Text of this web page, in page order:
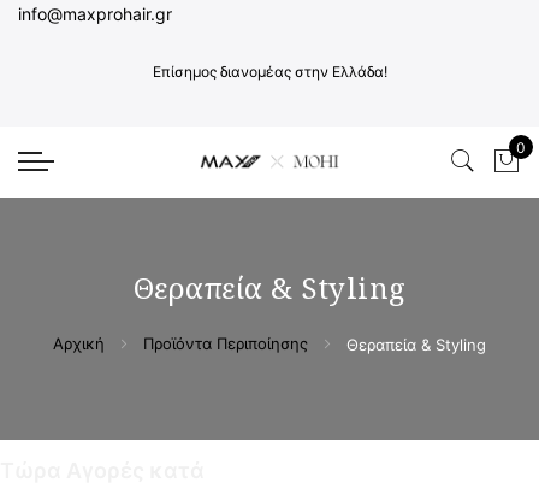
info@maxprohair.gr
Επίσημος διανομέας στην Ελλάδα!
Το
0
Θεραπεία & Styling
Αρχική Προϊόντα Περιποίησης Θεραπεία & Styling